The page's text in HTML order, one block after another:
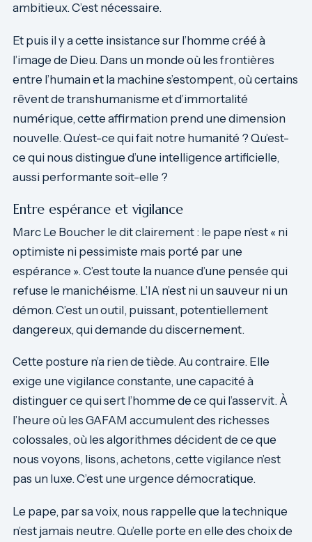
ambitieux. C’est nécessaire.
Et puis il y a cette insistance sur l’homme créé à
l’image de Dieu. Dans un monde où les frontières
entre l’humain et la machine s’estompent, où certains
rêvent de transhumanisme et d’immortalité
numérique, cette affirmation prend une dimension
nouvelle. Qu’est-ce qui fait notre humanité ? Qu’est-
ce qui nous distingue d’une intelligence artificielle,
aussi performante soit-elle ?
Entre espérance et vigilance
Marc Le Boucher le dit clairement : le pape n’est « ni
optimiste ni pessimiste mais porté par une
espérance ». C’est toute la nuance d’une pensée qui
refuse le manichéisme. L’IA n’est ni un sauveur ni un
démon. C’est un outil, puissant, potentiellement
dangereux, qui demande du discernement.
Cette posture n’a rien de tiède. Au contraire. Elle
exige une vigilance constante, une capacité à
distinguer ce qui sert l’homme de ce qui l’asservit. À
l’heure où les GAFAM accumulent des richesses
colossales, où les algorithmes décident de ce que
nous voyons, lisons, achetons, cette vigilance n’est
pas un luxe. C’est une urgence démocratique.
Le pape, par sa voix, nous rappelle que la technique
n’est jamais neutre. Qu’elle porte en elle des choix de